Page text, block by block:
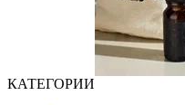
КАТЕГОРИИ